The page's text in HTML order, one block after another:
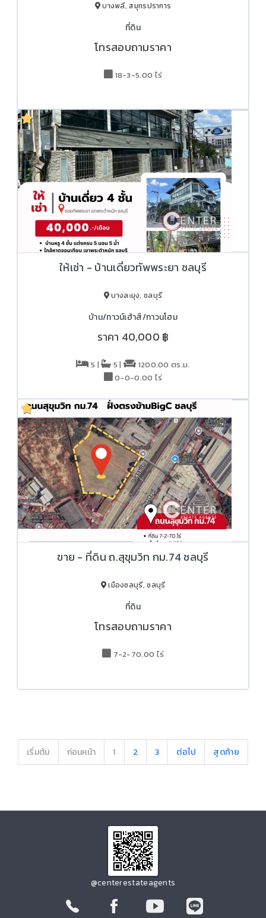
บางพลี, สมุทรปราการ
ที่ดิน
โทรสอบถามราคา
18-3-5.00 ไร่
ให้เช่า - บ้านเดี่ยวทัพพระยา ชลบุรี
บางละมุง, ชลบุรี
บ้าน/ทาวน์เฮ้าส์/ทาวนโฮม
ราคา 40,000 ฿
5 | 5 |
1200.00 ตร.ม.
0-0-0.00 ไร่
ขาย - ที่ดิน ถ.สุขุมวิท กม.74 ชลบุรี
เมืองชลบุรี, ชลบุรี
ที่ดิน
โทรสอบถามราคา
7-2-70.00 ไร่
เริ่มต้น ก่อนหน้า 1 2 3 ต่อไป สุดท้าย
@centerestateagents